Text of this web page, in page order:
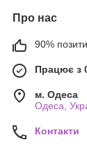
Про нас
90%
Працює з
м. Одеса
Одеса,
Контакти